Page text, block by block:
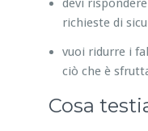
richieste di
vuoi ridurre i
ciò che è
Cosa